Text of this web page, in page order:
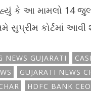
કે આ મામલો 14
સુપ્રીમ કોર્ટમાં આવી
NEWS GUJARATI
GUJARATI NEWS
HDFC BANK CEO